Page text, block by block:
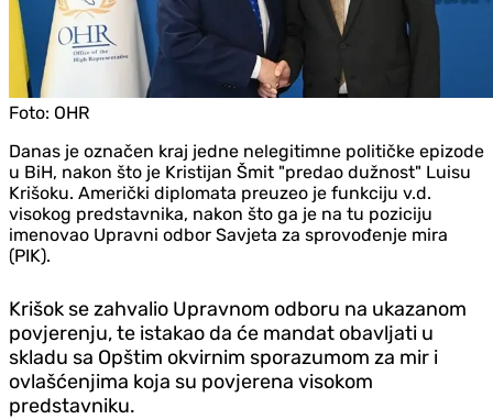
Foto: OHR
Danas je označen kraj jedne nelegitimne političke epizode
u BiH, nakon što je Kristijan Šmit "predao dužnost" Luisu
Krišoku. Američki diplomata preuzeo je funkciju v.d.
visokog predstavnika, nakon što ga je na tu poziciju
imenovao Upravni odbor Savjeta za sprovođenje mira
(PIK).
Krišok se zahvalio Upravnom odboru na ukazanom
povjerenju, te istakao da će mandat obavljati u
skladu sa Opštim okvirnim sporazumom za mir i
ovlašćenjima koja su povjerena visokom
predstavniku.